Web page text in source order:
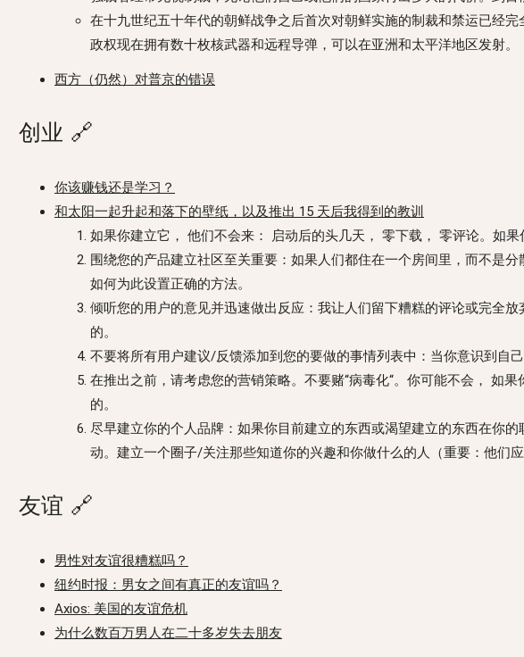
在十九世纪五十年代的朝鲜战争之后首次对朝鲜实施的制裁和禁运已经
政权现在拥有数十枚核武器和远程导弹，可以在亚洲和太平洋地区发射。
西方（仍然）对普京的错误
创业 🔗
你该赚钱还是学习？
和太阳一起升起和落下的壁纸，以及推出 15 天后我得到的教训
如果你建立它， 他们不会来： 启动后的头几天， 零下载， 零评论。如果
围绕您的产品建立社区至关重要：如果人们都住在一个房间里，而不是
如何为此设置正确的方法。
倾听您的用户的意见并迅速做出反应：我让人们留下糟糕的评论或完全
的。
不要将所有用户建议/反馈添加到您的要做的事情列表中：当你意识到自
在推出之前，请考虑您的营销策略。不要赌“病毒化“。你可能不会， 如
的。
尽早建立你的个人品牌：如果你目前建立的东西或渴望建立的东西在你
动。建立一个圈子/关注那些知道你的兴趣和你做什么的人（重要：他们
友谊 🔗
男性对友谊很糟糕吗？
纽约时报：男女之间有真正的友谊吗？
Axios: 美国的友谊危机
为什么数百万男人在二十多岁失去朋友